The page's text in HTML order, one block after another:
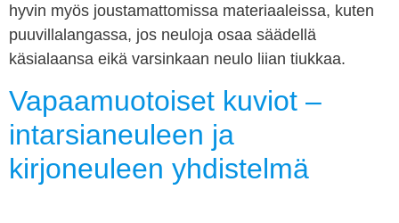
hyvin myös joustamattomissa materiaaleissa, kuten
puuvillalangassa, jos neuloja osaa säädellä
käsialaansa eikä varsinkaan neulo liian tiukkaa.
Vapaamuotoiset kuviot –
intarsianeuleen ja
kirjoneuleen yhdistelmä